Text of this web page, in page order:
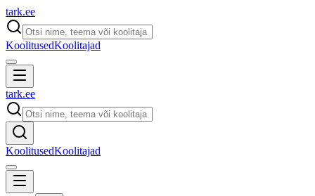
tark.ee
KoolitusedKoolitajad
tark.ee
KoolitusedKoolitajad